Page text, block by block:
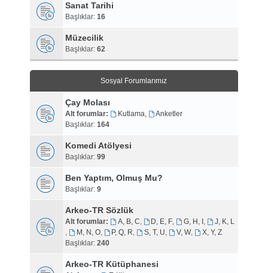
Sanat Tarihi
Başlıklar: 16
Müzecilik
Başlıklar: 62
Sosyal Forumlarımız
Çay Molası
Alt forumlar: Kutlama,
Anketler
Başlıklar: 164
Komedi Atölyesi
Başlıklar: 99
Ben Yaptım, Olmuş Mu?
Başlıklar: 9
Arkeo-TR Sözlük
Alt forumlar: A, B, C, D, E, F, G, H, I ,
J, K, L
,
M, N, O, P, Q, R, S, T, U, V, W,
X, Y, Z
Başlıklar: 240
Arkeo-TR Kütüphanesi